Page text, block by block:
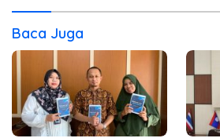
Baca Juga